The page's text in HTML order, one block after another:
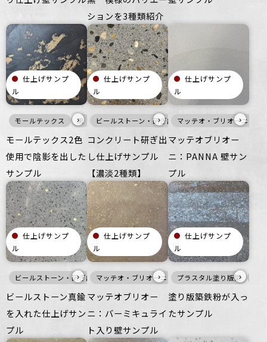
ションを3種類紹介
仕上げサンプ
ル
モールテックス 黒 メタル 壁 ざらざら その他 オフィス
›
モールテックス2色
使用で陰影を出した
サンプル
仕上げサンプ
ル
ビールストーン・研ぎ出し仕上げ 灰 床
›
コンクリート研ぎ出
し仕上げサンプル
【濃淡2種類】
仕上げサンプ
ル
マッテオ・ブリオーニ
›
マッテオブリオー
ニ：PANNA 壁サン
プル
仕上げサンプ
ル
ビールストーン・研ぎ出し仕上げ 灰 メタル 壁 床 つるつる
›
ビールストーン真鍮
を入れた仕上げサン
プル
仕上げサンプ
ル
マッテオ・ブリオーニ 暖色 壁 ざらざら
›
マッテオブリオー
ニ：バーミキュライ
ト入り壁サンプル
仕上げサンプ
ル
プラスタル塗り版築›
塗り版築鉄粉が入っ
たサンプル